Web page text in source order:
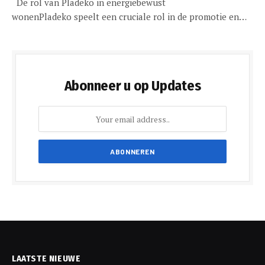
De rol van Pladeko in energiebewust
wonenPladeko speelt een cruciale rol in de promotie en…
Abonneer u op Updates
LAATSTE NIEUWE